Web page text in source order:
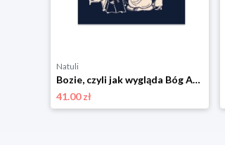
Natuli
Bozie, czyli jak wygląda Bóg Agora
41.00 zł